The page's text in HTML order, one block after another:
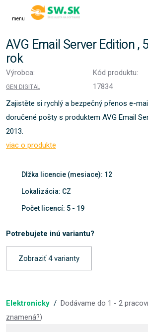
menu
AVG Email Server Edition ,
rok
Výrobca:
GEN DIGITAL
Kód produktu:
17834
Zajistěte si rychlý a bezpečný přenos e-
doručené pošty s produktem AVG Email
2013.
viac o produkte
Dlžka licencie (mesiace): 12
Lokalizácia: CZ
Počet licencí: 5 - 19
Potrebujete inú variantu?
Zobraziť 4 varianty
Elektronicky / Dodávame do 1 - 2
znamená?)